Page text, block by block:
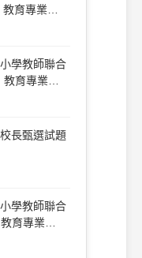
教育專業
學教師聯合
教育專業
長甄選試題
學教師聯合
育專業